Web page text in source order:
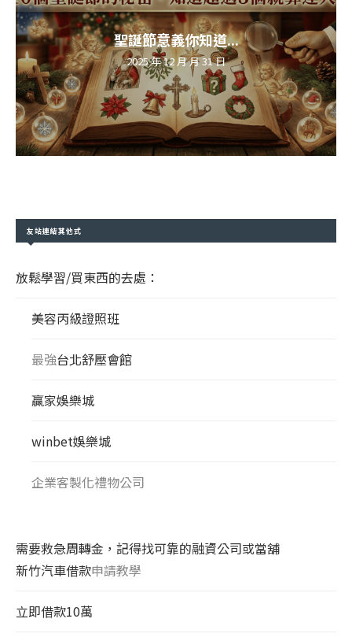
聖誕節意義你知道...
2025 年 12 月 月 31 日
友站連結其他式
放鬆學習/買東西的去處：
美容丙級證照班
最強台北舒壓會館
贏家娛樂城
winbet娛樂城
企業客製化禮物公司
需要救急周轉金，記得找可靠的融資公司或當舖
新竹汽車借款申請教學
立即借款10萬